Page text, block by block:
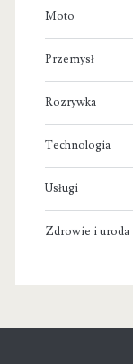
Moto
Przemysł
Rozrywka
Technologia
Usługi
Zdrowie i uroda